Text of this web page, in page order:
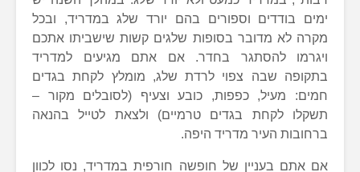
ימים בודדים וספורים בהם יורד שלג במדריד, ובכל
מקרה לא מדובר בסופות שלגים קשות שישביתו אתכם
ויגרמו להסתגר בחדר. אם אתם מגיעים למדריד
בתקופה שבה צפוי לרדת שלג, מומלץ לקחת בגדים
חמים: מעיל, כפפות, כובע וצעיף (לסובלים מקור –
תשקלו לקחת בגדים טרמיים) ולצאת לטייל בהנאה
ברחובות העיר מדריד היפה.
אם אתם בעניין של חופשה חורפית במדריד, נסו לכוון